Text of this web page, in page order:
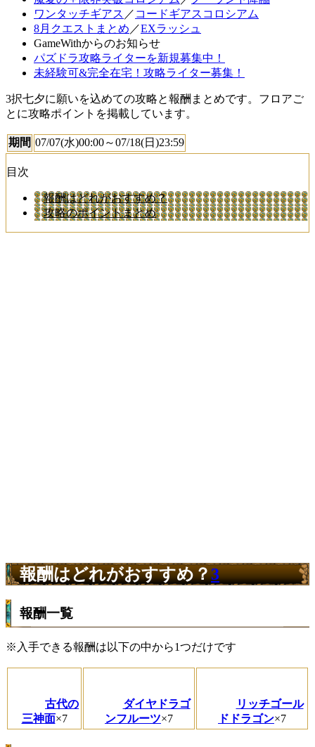
ワンタッチギアス ／ コードギアスコロシアム
8月クエストまとめ ／EXラッシュ
GameWithからのお知らせ
パズドラ攻略ライターを新規募集中！
未経験可&完全在宅！攻略ライター募集！
3択七夕に願いを込めての攻略と報酬まとめです。フロアご
とに攻略ポイントを掲載しています。
期間 07/07(水)00:00～07/18(日)23:59
目次
報酬はどれがおすすめ？
攻略のポイントまとめ
報酬はどれがおすすめ？3
報酬一覧
※入手できる報酬は以下の中から1つだけです
古代の
三神面×7
ダイヤドラゴ
ンフルーツ×7
リッチゴール
ドドラゴン×7